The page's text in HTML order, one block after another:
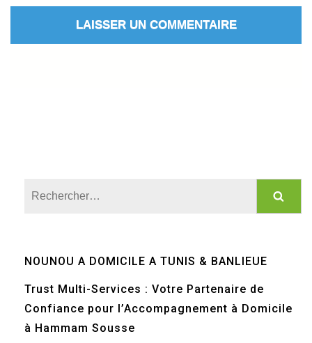
NOUNOU A DOMICILE A TUNIS & BANLIEUE
Trust Multi-Services : Votre Partenaire de
Confiance pour l’Accompagnement à Domicile
à Hammam Sousse